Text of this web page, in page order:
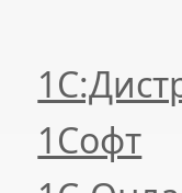
1Софт